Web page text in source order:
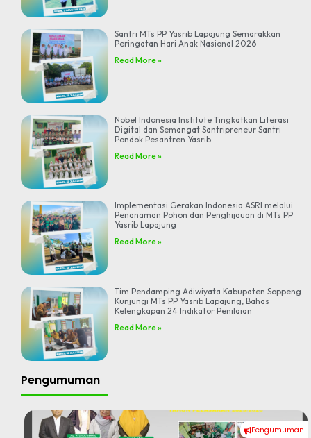
Santri MTs PP Yasrib Lapajung Semarakkan
Peringatan Hari Anak Nasional 2026
Read More »
Nobel Indonesia Institute Tingkatkan Literasi
Digital dan Semangat Santripreneur Santri
Pondok Pesantren Yasrib
Read More »
Implementasi Gerakan Indonesia ASRI melalui
Penanaman Pohon dan Penghijauan di MTs PP
Yasrib Lapajung
Read More »
Tim Pendamping Adiwiyata Kabupaten Soppeng
Kunjungi MTs PP Yasrib Lapajung, Bahas
Kelengkapan 24 Indikator Penilaian
Read More »
Pengumuman
Pengumuman